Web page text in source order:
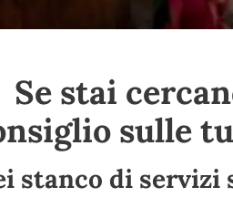
Se stai
sulle
stanco di